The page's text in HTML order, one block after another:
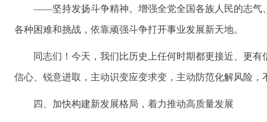
——坚持发扬斗争精神。增强全党全国各族人民的志气
各种困难和挑战，依靠顽强斗争打开事业发展新天地。
同志们！今天，我们比历史上任何时期都更接近、更
信心、锐意进取，主动识变应变求变，主动防范化解风险
四、加快构建新发展格局，着力推动高质量发展